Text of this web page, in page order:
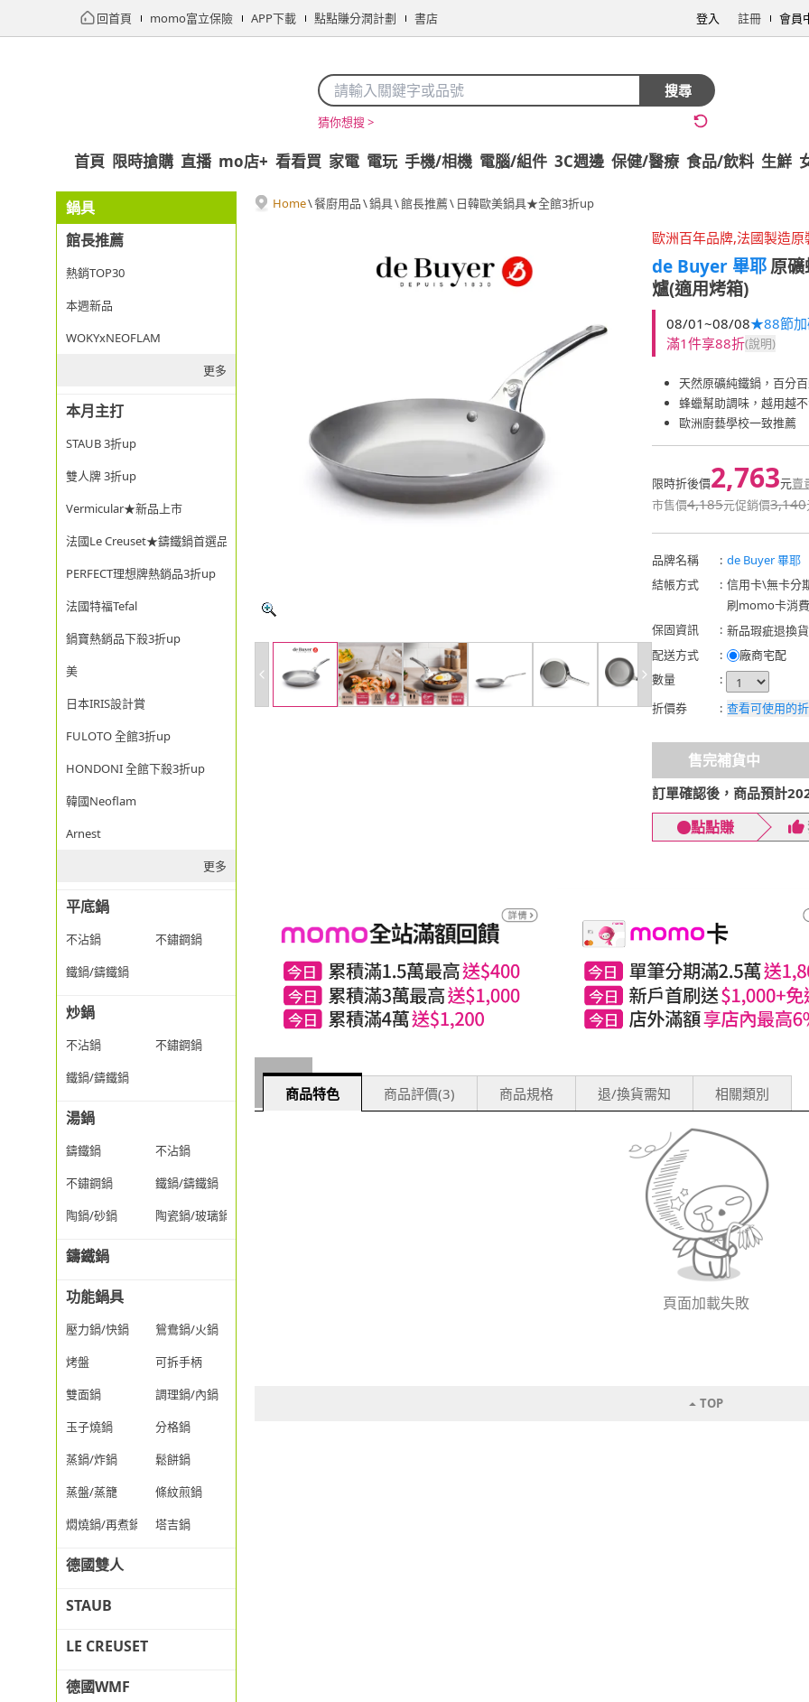
回首頁 momo富立保險 APP下載 點點賺分潤計劃 書店 登入 註冊 會員
搜尋
猜你想搜 >
首頁 限時搶購 直播 mo店+ 看看買 家電 電玩 手機/相機 電腦/組件 3C週邊 保健/醫療 食品/飲料 生鮮
鍋具
館長推薦
熱銷TOP30
本週新品
WOKYxNEOFLAM
更多
本月主打
STAUB 3折up
雙人牌 3折up
Vermicular★新品上市
法國Le Creuset★鑄鐵鍋首選品牌
PERFECT理想牌熱銷品3折up
法國特福Tefal
鍋寶熱銷品下殺3折up
美
日本IRIS設計賞
FULOTO 全館3折up
HONDONI 全館下殺3折up
韓國Neoflam
Arnest
更多
平底鍋
不沾鍋
不鏽鋼鍋
鐵鍋/鑄鐵鍋
炒鍋
不沾鍋
不鏽鋼鍋
鐵鍋/鑄鐵鍋
湯鍋
鑄鐵鍋
不沾鍋
不鏽鋼鍋
鐵鍋/鑄鐵鍋
陶鍋/砂鍋
陶瓷鍋/玻璃鍋/透明鍋
鑄鐵鍋
功能鍋具
壓力鍋/快鍋
鴛鴦鍋/火鍋
烤盤
可拆手柄
雙面鍋
調理鍋/內鍋
玉子燒鍋
分格鍋
蒸鍋/炸鍋
鬆餅鍋
蒸盤/蒸籠
條紋煎鍋
燜燒鍋/再煮鍋
塔吉鍋
德國雙人
STAUB
LE CREUSET
德國WMF
Home\餐廚用品\鍋具\館長推薦\ 日韓歐美鍋具★全館3折up
歐洲百年品牌,法國製造原
de Buyer 畢耶原
爐(適用烤箱)
08/01~08/08★88節
滿1件享88折(說明)
天然原礦純鐵鍋，百分
蜂蠟幫助調味，越用越
歐洲廚藝學校一致推薦
限時折後價2,763元賣
市售價4,185元促銷價3,140
品牌名稱 : de Buyer 畢耶
結帳方式
: 信用卡\無卡分
刷momo卡消
保固資訊
: 新品瑕疵退換
試用
配送方式 :
廠商宅配
數量
:
折價券
: 查看可使用的
售完補貨中
訂單確認後，商品預計
點點賺
商品特色 商品評價(3) 商品規格 退/換貨需知 相關類別
頁面加載失敗
TOP